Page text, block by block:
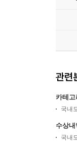
관련
카테
국내
수상
국내